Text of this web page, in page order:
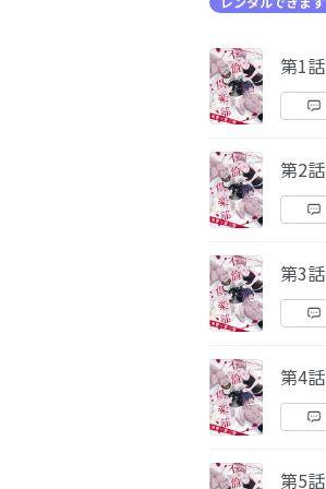
第1話
第2話
第3話
第4話
第5話